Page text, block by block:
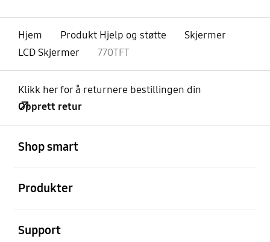
Hjem Produkt Hjelp og støtte
Skjermer
LCD Skjermer
770TFT
Klikk her for å returnere bestillingen din
Opprett retur
Shop smart
Produkter
Support